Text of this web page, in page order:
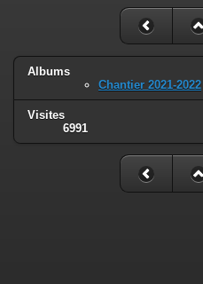
Albums
Chantier 2021-2022
Visites
6991